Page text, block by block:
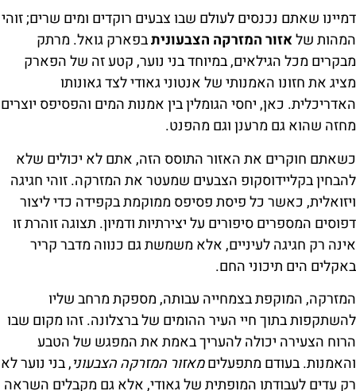
דמיינו שאתם נכנסים לעולם שבו צבעים רוקדים ומים שרים; זוהי
המהות שלאזור המזרקה הצבעוניתבפארק גואל. מרתק
מבקרים מכל הגילאים, במיוחד בני נוער, קטע זה של הפארק
מציג את חזונו האמנותי של אנטוני גאודי לצד גאונותו
האדריכלית. כאן, יחסי הגומלין בין אמנות המים והפסיפס יוצרים
מחזה שהוא גם מרענן וגם מהפנט.
כשאתם חוקרים את האזור התוסס הזה, אתם לא יכולים שלא
להבחין בקליידוסקופ הצבעים שמעטר את המזרקה. זוהי חגיגה
ויזואלית, כאשר כל פיסת פסיפס ממוקמת בקפידה כדי ליצור
דפוסים המספרים סיפורים על יצירתיות ודמיון. תצוגה זוהרת זו
אינה רק חגיגה לעיניים, אלא משמשת גם כנווה מדבר קריר
באקלים הים תיכוני החם.
המזרקה, המוקפת בצמחייה עבותה, מספקת מרחב שליו
להשתקפות בתוך חיי העיר ההומים של ברצלונה. זהו מקום שבו
הרוח הצעירה יכולה להעריך באמת את המפגש של הטבע
והאמנות. בעודם מתפעליםמאזור המזרקה הצבעוני, בני נוער לא
רק עדים לעבודתו המופתית של גאודי, אלא גם מקבלים השראה